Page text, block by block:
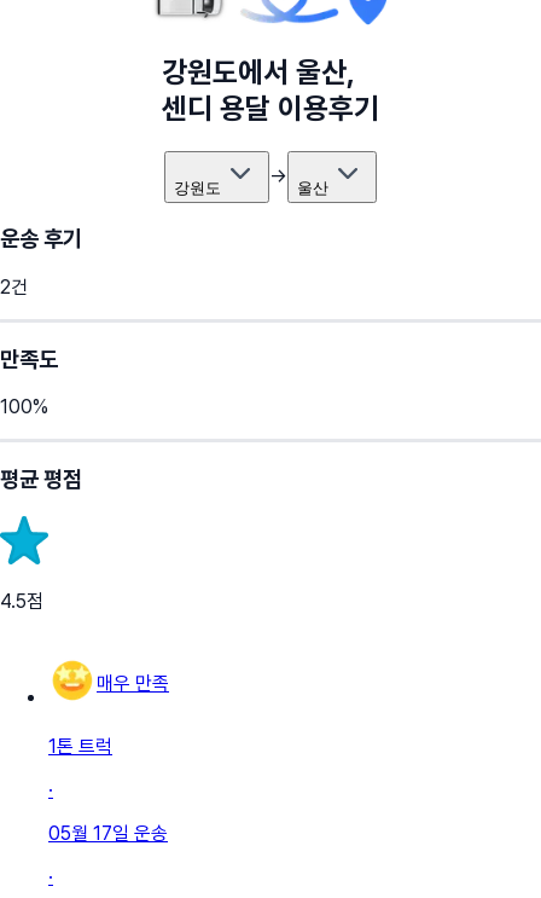
강원도에서 울산,
센디 용달 이용후기
강원도 → 울산
운송 후기
2건
만족도
100%
평균 평점
4.5점
매우 만족
1톤 트럭
·
05월 17일 운송
·